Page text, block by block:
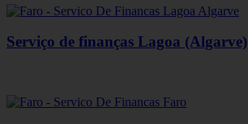
Serviço de finanças Lagoa (Algarve)